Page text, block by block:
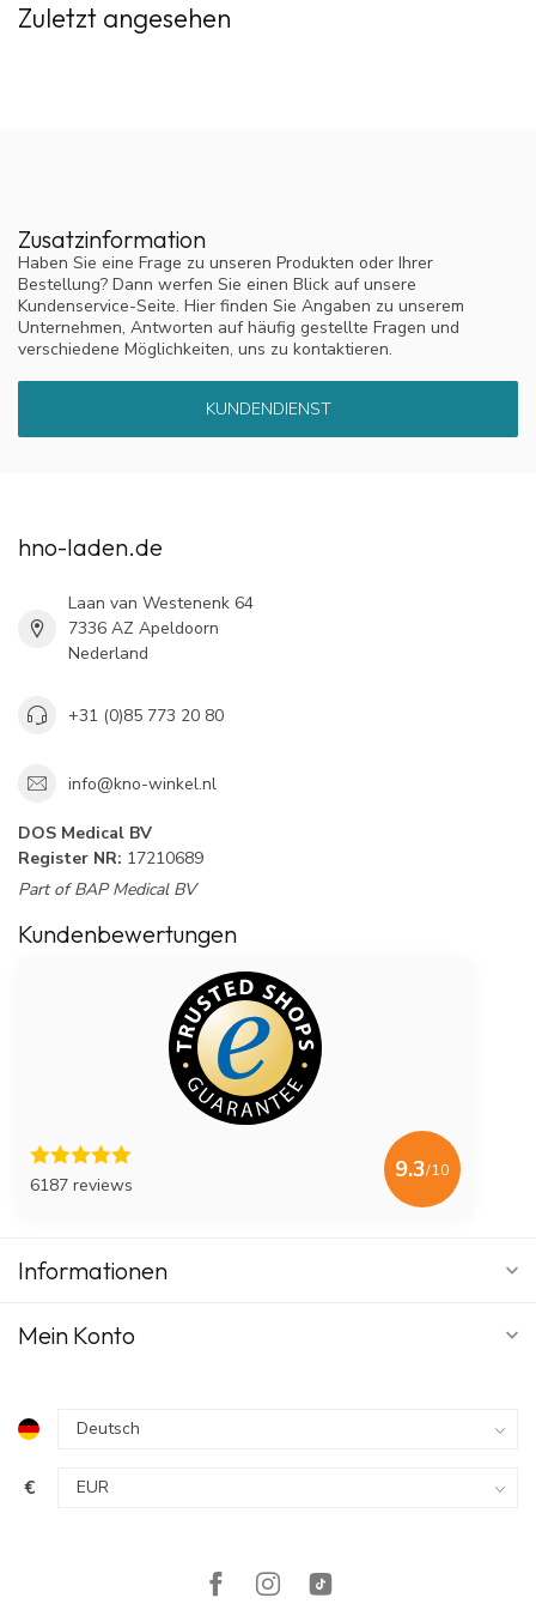
trotzdem Allergene aus Ihrer Matratze oder Bettdecke ein.
Suchen Sie nach einem maßgeschneiderten antiallergischen
Kissenbezug oder Bezugsset? Dann schauen Sie sich
an.
Zuletzt angesehen
Zusatzinformation
Haben Sie eine Frage zu unseren Produkten oder Ihrer
Bestellung? Dann werfen Sie einen Blick auf unsere
Kundenservice-Seite. Hier finden Sie Angaben zu unserem
Unternehmen, Antworten auf häufig gestellte Fragen und
verschiedene Möglichkeiten, uns zu kontaktieren.
KUNDENDIENST
hno-laden.de
Laan van Westenenk 64
7336 AZ Apeldoorn
Nederland
+31 (0)85 773 20 80
info@kno-winkel.nl
DOS Medical BV
Register NR: 17210689
Part of BAP Medical BV
Kundenbewertungen
6187 reviews
9.3/10
Informationen
Mein Konto
€